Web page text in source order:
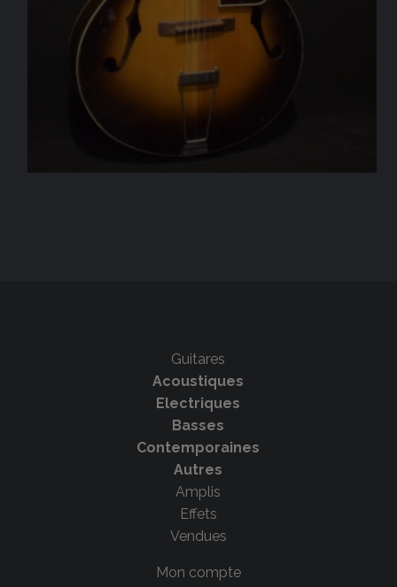
Guitares
Acoustiques
Electriques
Basses
Contemporaines
Autres
Amplis
Effets
Vendues
Mon compte